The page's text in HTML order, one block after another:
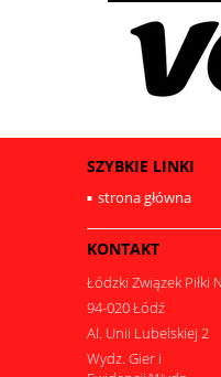
SZYBKIE LINKI
strona główna
KONTAKT
Łódzki Związek Piłki
94-020 Łódź
Al. Unii Lubelskiej 2
Wydz. Gier i